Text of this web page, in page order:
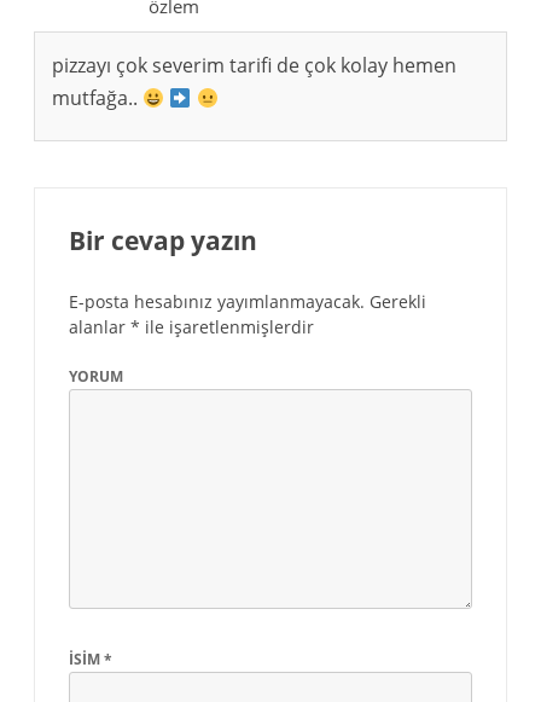
özlem
pizzayı çok severim tarifi de çok kolay hemen
mutfağa..
Bir cevap yazın
E-posta hesabınız yayımlanmayacak. Gerekli
alanlar * ile işaretlenmişlerdir
YORUM
İSIM*